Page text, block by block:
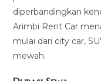
diperbandingkan
Arimbi Rent Car
mulai dari city car,
mewah.